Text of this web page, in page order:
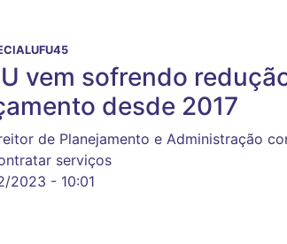
vem sofrendo
desde 2017
de Planejamento e Administração
serviços
2023 - 10:01